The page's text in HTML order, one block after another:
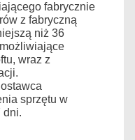
fabrycznie
z fabryczną
niż 36
wraz z
sprzętu w
dni.